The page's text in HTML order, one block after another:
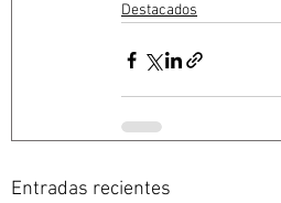
Destacados
Entradas recientes